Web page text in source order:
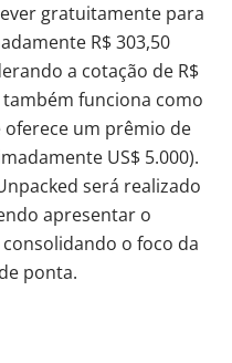
gratuitamente para
R$ 303,50
a cotação de R$
funciona como
um prêmio de
US$ 5.000).
será realizado
apresentar o
consolidando o foco da
ponta.